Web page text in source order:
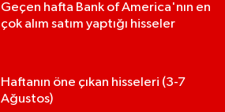
Geçen hafta Bank of America'nın en
çok alım satım yaptığı hisseler
Haftanın öne çıkan hisseleri (3-7
Ağustos)